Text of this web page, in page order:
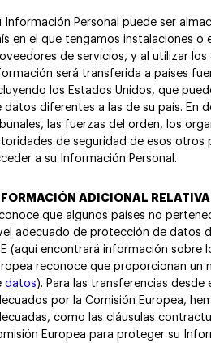
Información Personal puede ser
en el que tengamos instalaciones o
de servicios, y al utilizar
será transferida a países
los Estados Unidos, que
datos diferentes a las de su país. En
las fuerzas del orden, los
de seguridad de esos otros
a su Información Personal.
ADICIONAL RELATIVA
que algunos países no
adecuado de protección de datos
(aquí encontrará información sobre
reconoce que proporcionan un
datos). Para las transferencias desde
por la Comisión Europea,
como las cláusulas
Europea para proteger su